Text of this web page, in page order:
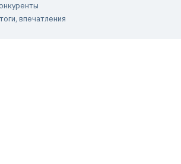
впечатления